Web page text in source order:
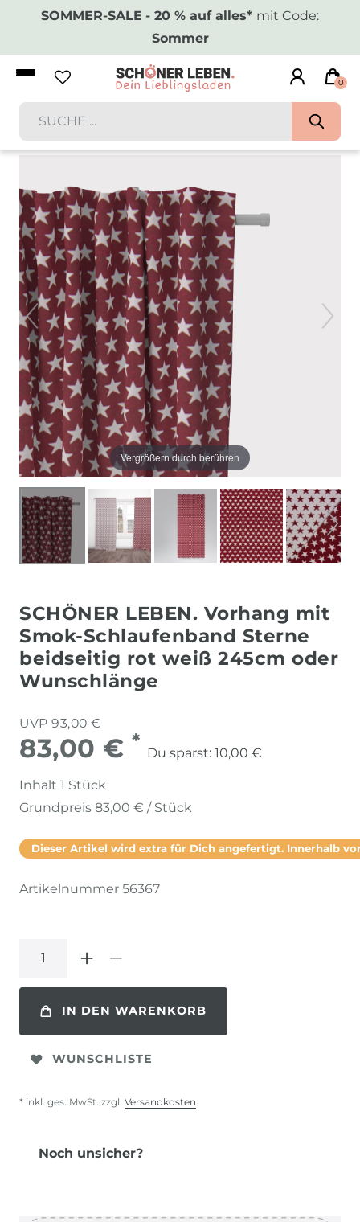
SOMMER-SALE - 20 % auf alles* mit Code:
Sommer
0
Vergrößern durch berühren
SCHÖNER LEBEN. Vorhang mit
Smok-Schlaufenband Sterne
beidseitig rot weiß 245cm oder
Wunschlänge
UVP 93,00 €
83,00 € *
Du sparst: 10,00 €
Inhalt 1 Stück
Grundpreis 83,00 € / Stück
Dieser Artikel wird extra für Dich angefertigt. Innerhalb
Artikelnummer 56367
IN DEN WARENKORB
WUNSCHLISTE
* inkl. ges. MwSt. zzgl. Versandkosten
Noch unsicher?